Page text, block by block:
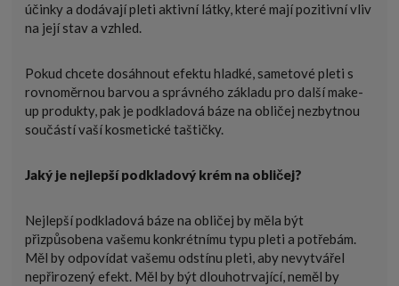
účinky a dodávají pleti aktivní látky, které mají pozitivní vliv
na její stav a vzhled.
Pokud chcete dosáhnout efektu hladké, sametové pleti s
rovnoměrnou barvou a správného základu pro další make-
up produkty, pak je podkladová báze na obličej nezbytnou
součástí vaší kosmetické taštičky.
Jaký je nejlepší podkladový krém na obličej?
Nejlepší podkladová báze na obličej by měla být
přizpůsobena vašemu konkrétnímu typu pleti a potřebám.
Měl by odpovídat vašemu odstínu pleti, aby nevytvářel
nepřirozený efekt. Měl by být dlouhotrvající, neměl by